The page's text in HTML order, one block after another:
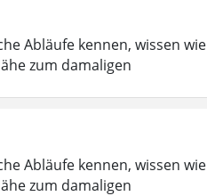
Abläufe kennen, wissen wie
zum damaligen
Abläufe kennen, wissen wie
zum damaligen